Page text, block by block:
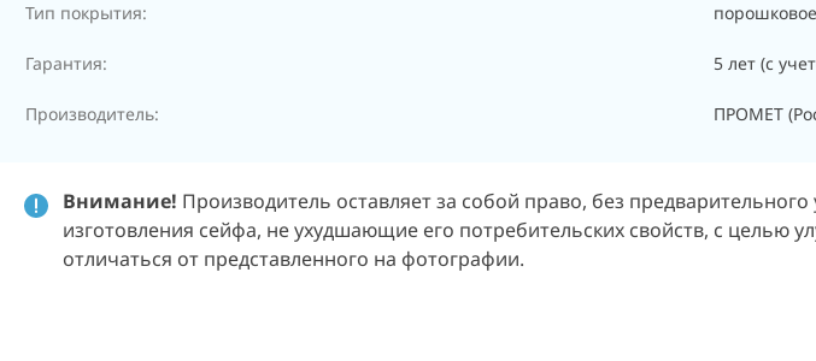
Тип покрытия: порошковое
Гарантия: 5 лет (с
Производитель: ПРОМЕТ
Внимание! Производитель оставляет за собой право, без
изготовления сейфа, не ухудшающие его потребительских свойств, с целью
отличаться от представленного на фотографии.